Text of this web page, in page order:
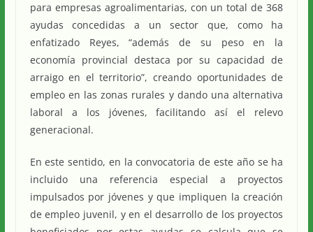
para empresas agroalimentarias, con un total de 368
ayudas concedidas a un sector que, como ha
enfatizado Reyes, “además de su peso en la
economía provincial destaca por su capacidad de
arraigo en el territorio”, creando oportunidades de
empleo en las zonas rurales y dando una alternativa
laboral a los jóvenes, facilitando así el relevo
generacional.
En este sentido, en la convocatoria de este año se ha
incluido una referencia especial a proyectos
impulsados por jóvenes y que impliquen la creación
de empleo juvenil, y en el desarrollo de los proyectos